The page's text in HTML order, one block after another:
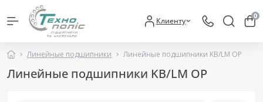
Клиенту 0
Линейные подшипники Линейные подшипники KB/LM OP
Линейные подшипники KB/LM OP